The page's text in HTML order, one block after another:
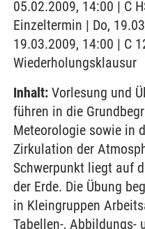
05.02.2009, 14:00 | C
Einzeltermin | Do,
19.03.2009, 14:00 | C
Wiederholungsklausur
Inhalt: Vorlesung und
führen in die
Meteorologie sowie in
Zirkulation der
Schwerpunkt liegt auf
der Erde. Die Übung
in Kleingruppen
Tabellen-, Abbildungs-